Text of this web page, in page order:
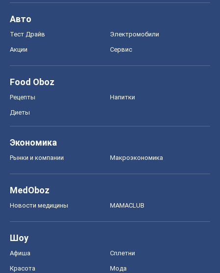
Авто
Тест Драйв Электромобили
Акции Сервис
Food Oboz
Рецепты Напитки
Диеты
Экономика
Рынки и компании Mакроэкономика
MedOboz
Новости медицины MAMACLUB
Шоу
Афиша Сплетни
Красота Мода